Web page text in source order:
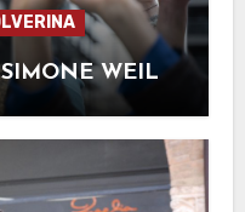
WEIL